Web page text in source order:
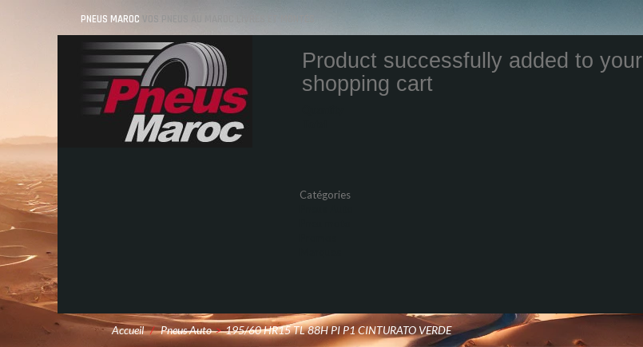
PNEUS MAROC VOS PNEUS AU MAROC LIVRÉS ET MONTÉS
Product successfully added to your
shopping cart
Catégories
Accueil / Pneus Auto > 195/60 HR15 TL 88H PI P1 CINTURATO VERDE